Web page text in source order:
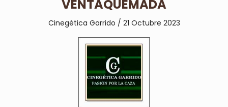
VENTAQUEMADA
Cinegética Garrido / 21 Octubre 2023